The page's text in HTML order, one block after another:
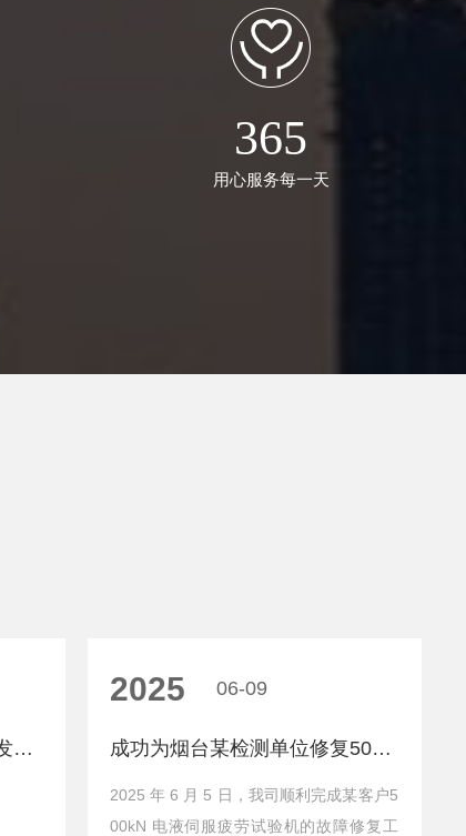
365
用心服务每一天
某项目全景成像测距摄像机发货准备
2025 06-09
成功为烟台某检测单位修复500kN疲劳试验机一台
2025 年 6 月 5 日，我司顺利完成某客户5
00kN 电液伺服疲劳试验机的故障修复工